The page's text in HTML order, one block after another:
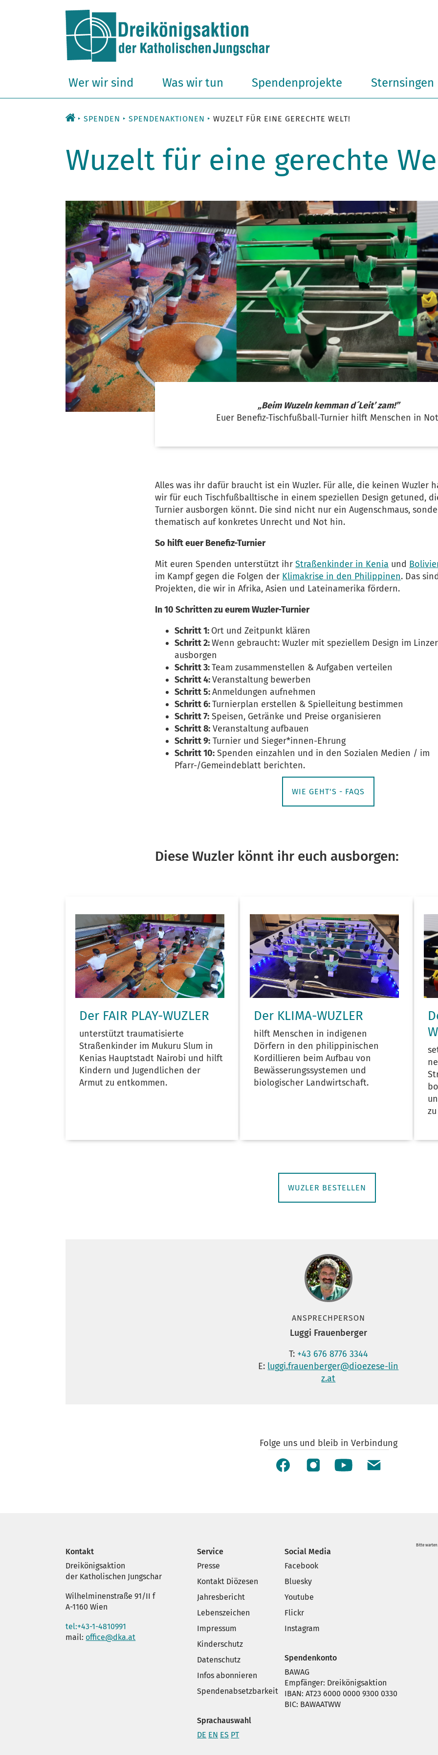
Wer wir sind Was wir tun Spendenprojekte Sternsingen
SPENDEN SPENDENAKTIONEN WUZELT FÜR EINE GERECHTE WELT!
Wuzelt für eine gerechte
„Beim Wuzeln kemman d´Leit’ zam!”
Euer Benefiz-Tischfußball-Turnier hilft Menschen in
Alles was ihr dafür braucht ist ein Wuzler. Für alle, die keinen Wuzler
wir für euch Tischfußballtische in einem speziellen Design getuned,
Turnier ausborgen könnt. Die sind nicht nur ein Augenschmaus,
thematisch auf konkretes Unrecht und Not hin.
So hilft euer Benefiz-Turnier
Mit euren Spenden unterstützt ihrStraßenkinder in Kenia und
im Kampf gegen die Folgen der Klimakrise in den Philippinen. Das
Projekten, die wir in Afrika, Asien und Lateinamerika fördern.
In 10 Schritten zu eurem Wuzler-Turnier
Schritt 1: Ort und Zeitpunkt klären
Schritt 2:Wenn gebraucht: Wuzler mit speziellem Design im
ausborgen
Schritt 3:Team zusammenstellen & Aufgaben verteilen
Schritt 4:Veranstaltung bewerben
Schritt 5:Anmeldungen aufnehmen
Schritt 6:Turnierplan erstellen & Spielleitung bestimmen
Schritt 7: Speisen, Getränke und Preise organisieren
Schritt 8: Veranstaltung aufbauen
Schritt 9: Turnier und Sieger*innen-Ehrung
Schritt 10: Spenden einzahlen und in den Sozialen Medien / im
Pfarr-/Gemeindeblatt berichten.
WIE GEHT'S - FAQS
Diese Wuzler könnt ihr euch ausborgen:
Der FAIR PLAY-WUZLER
unterstützt traumatisierte
Straßenkinder im Mukuru Slum in
Kenias Hauptstadt Nairobi und hilft
Kindern und Jugendlichen der
Armut zu entkommen.
Der KLIMA-WUZLER
hilft Menschen in indigenen
Dörfern in den philippinischen
Kordillieren beim Aufbau von
Bewässerungssystemen und
biologischer Landwirtschaft.
WUZLER BESTELLEN
ANSPRECHPERSON
Luggi Frauenberger
T: +43 676 8776 3344
E: luggi.frauenberger@dioezese-lin
z.at
Folge uns und bleib in Verbindung
Kontakt
Dreikönigsaktion
der Katholischen Jungschar
Wilhelminenstraße 91/II f
A-1160 Wien
tel:+43-1-4810991
mail: office@dka.at
Service
Presse
Kontakt Diözesen
Jahresbericht
Lebenszeichen
Impressum
Kinderschutz
Datenschutz
Infos abonnieren
Spendenabsetzbarkeit
Sprachauswahl
DE EN ES PT
Social Media
Facebook
Bluesky
Youtube
Flickr
Instagram
Spendenkonto
BAWAG
Empfänger: Dreikönigsaktion
IBAN: AT23 6000 0000 9300 0330
BIC: BAWAATWW
Bitte